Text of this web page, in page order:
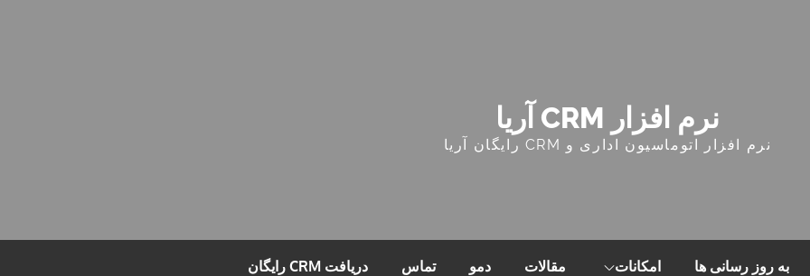
نرم افزار CRM آریا
نرم افزار اتوماسیون اداری و CRM رایگان آریا
به روز رسانی ها امکانات مقالات دمو تماس دریافت CRM رایگان